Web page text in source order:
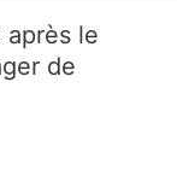
le
de